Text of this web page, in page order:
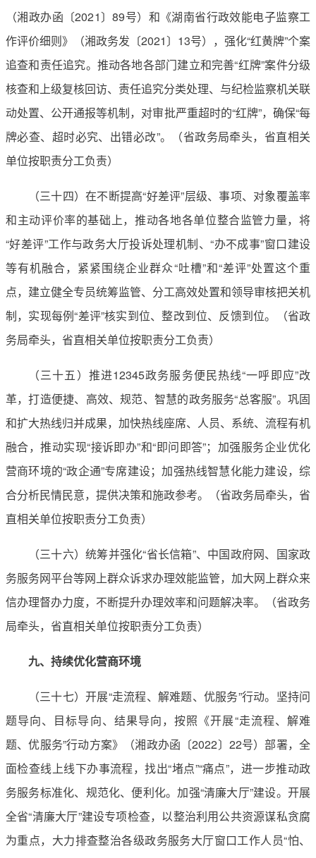
（湘政办函〔2021〕89号）和《湖南省行政效能电子监察工
作评价细则》（湘政务发〔2021〕13号），强化“红黄牌”个案
追查和责任追究。推动各地各部门建立和完善“红牌”案件分级
核查和上级复核回访、责任追究分类处理、与纪检监察机关联
动处置、公开通报等机制，对审批严重超时的“红牌”，确保“每
牌必查、超时必究、出错必改”。（省政务局牵头，省直相关
单位按职责分工负责）
（三十四）在不断提高“好差评”层级、事项、对象覆盖率
和主动评价率的基础上，推动各地各单位整合监管力量，将
“好差评”工作与政务大厅投诉处理机制、“办不成事”窗口建设
等有机融合，紧紧围绕企业群众“吐槽”和“差评”处置这个重
点，建立健全专员统筹监管、分工高效处置和领导审核把关机
制，实现每例“差评”核实到位、整改到位、反馈到位。（省政
务局牵头，省直相关单位按职责分工负责）
（三十五）推进12345政务服务便民热线“一呼即应”改
革，打造便捷、高效、规范、智慧的政务服务“总客服”。巩固
和扩大热线归并成果，加快热线座席、人员、系统、流程有机
融合，推动实现“接诉即办”和“即问即答”；加强服务企业优化
营商环境的“政企通”专席建设；加强热线智慧化能力建设，综
合分析民情民意，提供决策和施政参考。（省政务局牵头，省
直相关单位按职责分工负责）
（三十六）统筹并强化“省长信箱”、中国政府网、国家政
务服务网平台等网上群众诉求办理效能监管，加大网上群众来
信办理督办力度，不断提升办理效率和问题解决率。（省政务
局牵头，省直相关单位按职责分工负责）
九、持续优化营商环境
（三十七）开展“走流程、解难题、优服务”行动。坚持问
题导向、目标导向、结果导向，按照《开展“走流程、解难
题、优服务”行动方案》（湘政办函〔2022〕22号）部署，全
面检查线上线下办事流程，找出“堵点”“痛点”，进一步推动政
务服务标准化、规范化、便利化。加强“清廉大厅”建设。开展
全省“清廉大厅”建设专项检查，以整治利用公共资源谋私贪腐
为重点，大力排查整治各级政务服务大厅窗口工作人员“怕、